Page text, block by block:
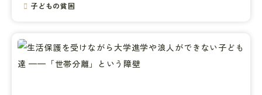
子どもの貧困